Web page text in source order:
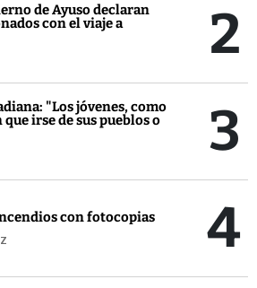
de Ayuso declaran
con el viaje a
2
"Los jóvenes, como
irse de sus pueblos o
3
con fotocopias 4